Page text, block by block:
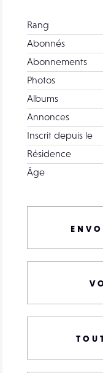
Rang
Abonnés
Abonnements
Photos
Albums
Annonces
Inscrit depuis le
Résidence
Âge